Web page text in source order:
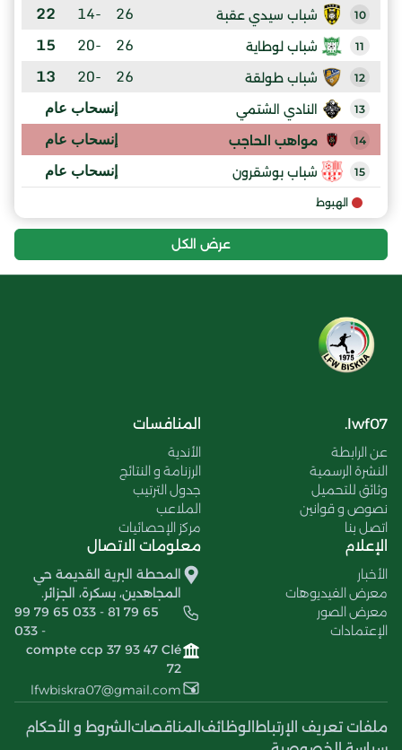
10 شباب سيدي عقبة 26
-14
22
11 شباب لوطاية 26
-20
15
12 شباب طولقة 26
-20
13
13 النادي الشتمي إنسحاب عام
14 مواهب الحاجب إنسحاب عام
15 شباب بوشقرون إنسحاب عام
الهبوط
عرض الكل
lwf07.
عن الرابطة
النشرة الرسمية
وثائق للتحميل
نصوص و قوانين
اتصل بنا
المنافسات
الأندية
الرزنامة و النتائج
جدول الترتيب
الملاعب
مركز الإحصائيات
الإعلام
الأخبار
معرض الفيديوهات
معرض الصور
الإعتمادات
معلومات الاتصال
المحطة البرية القديمة حي
المجاهدين، بسكرة، الجزائر.
99 79 65 033 - 81 79 65
033 -
compte ccp 37 93 47 Clé
72
lfwbiskra07@gmail.com
ملفات تعريف الإرتباط الوظائف المناقصات الشروط و الأحكام